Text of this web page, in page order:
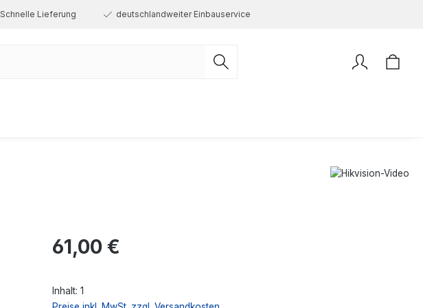
Schnelle Lieferung deutschlandweiter Einbauservice
Regulärer Preis:
61,00 €
Inhalt: 1